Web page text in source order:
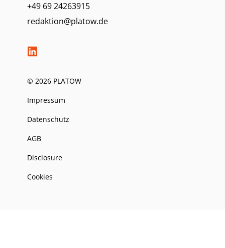
+49 69 24263915
redaktion@platow.de
© 2026 PLATOW
Impressum
Datenschutz
AGB
Disclosure
Cookies